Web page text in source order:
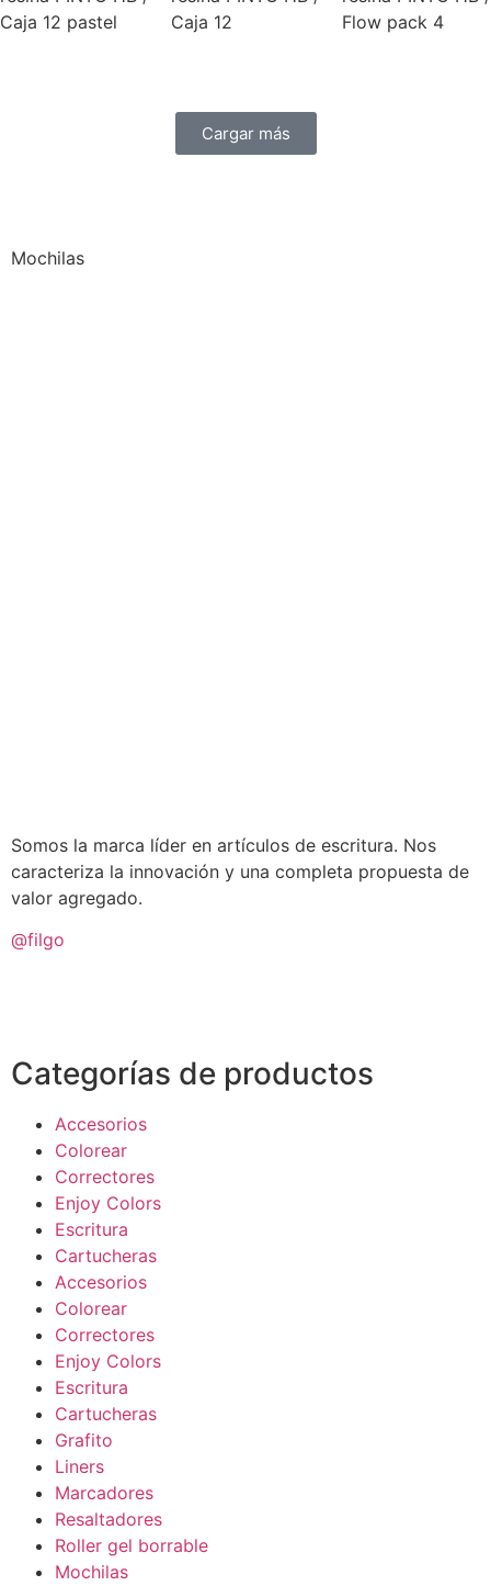
Caja 12 pastel
Caja 12
Flow pack 4
Cargar más
Mochilas
Somos la marca líder en artículos de escritura. Nos
caracteriza la innovación y una completa propuesta de
valor agregado.
@filgo
Categorías de productos
Accesorios
Colorear
Correctores
Enjoy Colors
Escritura
Cartucheras
Accesorios
Colorear
Correctores
Enjoy Colors
Escritura
Cartucheras
Grafito
Liners
Marcadores
Resaltadores
Roller gel borrable
Mochilas